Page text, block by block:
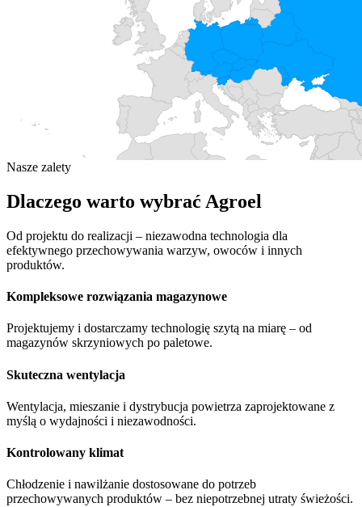
Nasze zalety
Dlaczego warto wybrać Agroel
Od projektu do realizacji – niezawodna technologia dla
efektywnego przechowywania warzyw, owoców i innych
produktów.
Kompleksowe rozwiązania magazynowe
Projektujemy i dostarczamy technologię szytą na miarę – od
magazynów skrzyniowych po paletowe.
Skuteczna wentylacja
Wentylacja, mieszanie i dystrybucja powietrza zaprojektowane z
myślą o wydajności i niezawodności.
Kontrolowany klimat
Chłodzenie i nawilżanie dostosowane do potrzeb
przechowywanych produktów – bez niepotrzebnej utraty świeżości.